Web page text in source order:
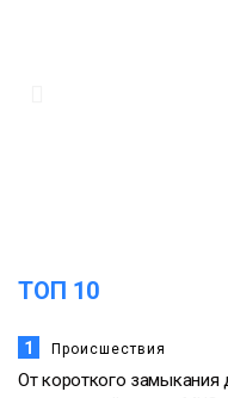
ТОП 10
1 Происшествия
От короткого замыкания